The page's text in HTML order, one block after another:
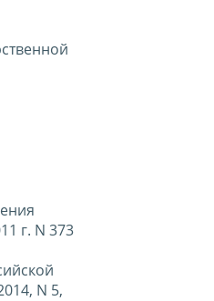
г. N 373
N 5,